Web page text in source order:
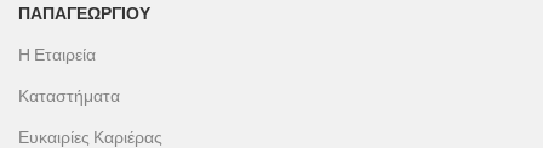
ΠΑΠΑΓΕΩΡΓΊΟΥ
Η Εταιρεία
Καταστήματα
Ευκαιρίες Καριέρας